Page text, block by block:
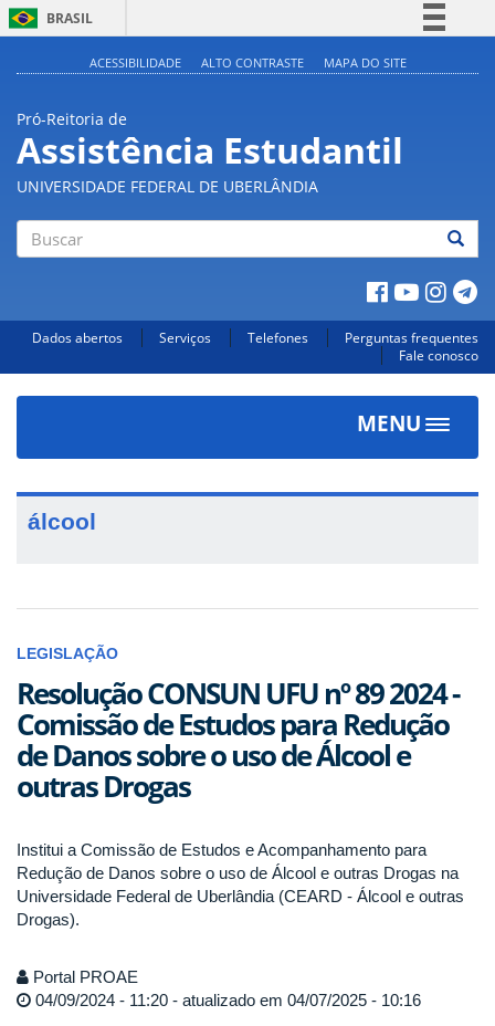
BRASIL
Acesso à informação
Legislação
Canais
ACESSIBILIDADE ALTO CONTRASTE MAPA DO SITE
Pró-Reitoria de
Assistência Estudantil
UNIVERSIDADE FEDERAL DE UBERLÂNDIA
Dados abertos Serviços Telefones
Perguntas frequentes
Fale conosco
MENU
Toggle
álcool
LEGISLAÇÃO
Resolução CONSUN UFU nº 89 2024 -
Comissão de Estudos para Redução
de Danos sobre o uso de Álcool e
outras Drogas
Institui a Comissão de Estudos e Acompanhamento para
Redução de Danos sobre o uso de Álcool e outras Drogas na
Universidade Federal de Uberlândia (CEARD - Álcool e outras
Drogas).
Portal PROAE
04/09/2024 - 11:20 - atualizado em 04/07/2025 - 10:16